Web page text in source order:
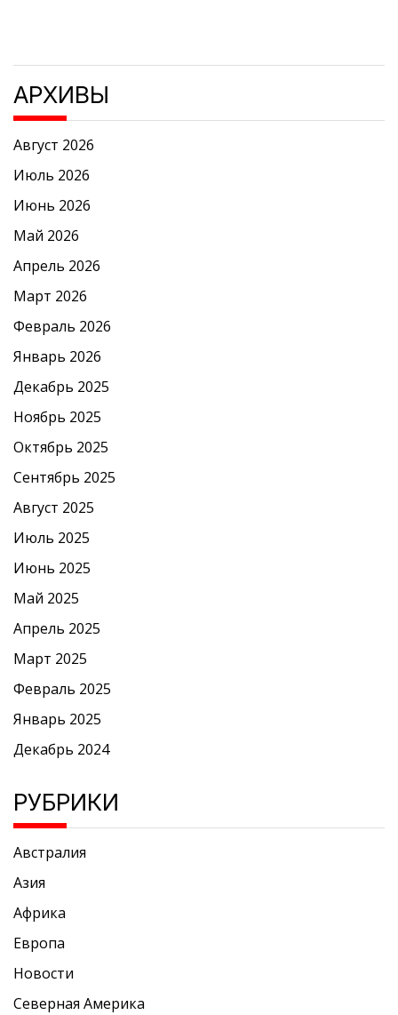
АРХИВЫ
Август 2026
Июль 2026
Июнь 2026
Май 2026
Апрель 2026
Март 2026
Февраль 2026
Январь 2026
Декабрь 2025
Ноябрь 2025
Октябрь 2025
Сентябрь 2025
Август 2025
Июль 2025
Июнь 2025
Май 2025
Апрель 2025
Март 2025
Февраль 2025
Январь 2025
Декабрь 2024
РУБРИКИ
Австралия
Азия
Африка
Европа
Новости
Северная Америка